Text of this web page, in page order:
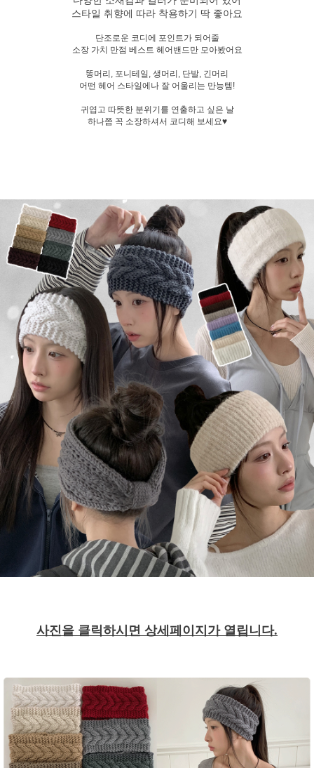
스타일 취향에 따라 착용하기 딱 좋아요
단조로운 코디에 포인트가 되어줄
소장 가치 만점 베스트 헤어밴드만 모아봤어요
똥머리, 포니테일, 생머리, 단발, 긴머리
어떤 헤어 스타일에나 잘 어울리는 만능템!
귀엽고 따뜻한 분위기를 연출하고 싶은 날
하나쯤 꼭 소장하셔서 코디해 보세요♥
사진을 클릭하시면 상세페이지가 열립니다.